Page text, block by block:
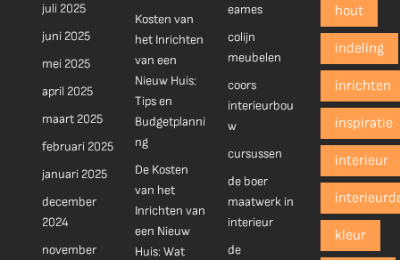
juli 2025
juni 2025
mei 2025
april 2025
maart 2025
februari 2025
januari 2025
december
2024
november
Kosten van
het Inrichten
van een
Nieuw Huis:
Tips en
Budgetplanni
ng
De Kosten
van het
Inrichten van
een Nieuw
Huis: Wat
eames
colijn
meubelen
coors
interieurbou
w
cursussen
de boer
maatwerk in
interieur
de
hout
indeling
inrichten
inspiratie
interieur
kleur